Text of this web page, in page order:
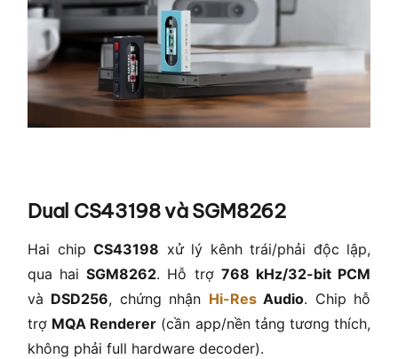
Dual CS43198 và SGM8262
Hai chip CS43198 xử lý kênh trái/phải độc lập,
qua haiSGM8262. Hỗ trợ 768 kHz/32-bit PCM
và DSD256, chứng nhận Hi-ResAudio. Chip hỗ
trợ MQA Renderer (cần app/nền tảng tương thích,
không phải full hardware decoder).